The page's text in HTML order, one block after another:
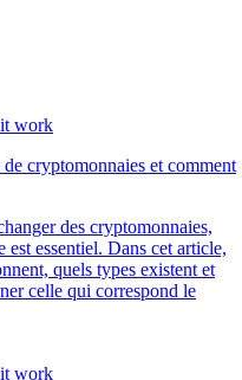
cryptomonnaies et comment
des cryptomonnaies,
essentiel. Dans cet article,
quels types existent et
celle qui correspond le